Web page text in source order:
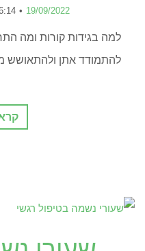
19/09/2022
למה בגידות קורות ומה
להתמודד אתן ולהתאושש